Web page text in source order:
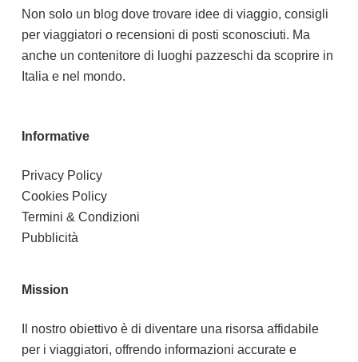
Non solo un blog dove trovare idee di viaggio, consigli
per viaggiatori o recensioni di posti sconosciuti. Ma
anche un contenitore di luoghi pazzeschi da scoprire in
Italia e nel mondo.
Informative
Privacy Policy
Cookies Policy
Termini & Condizioni
Pubblicità
Mission
Il nostro obiettivo è di diventare una risorsa affidabile
per i viaggiatori, offrendo informazioni accurate e